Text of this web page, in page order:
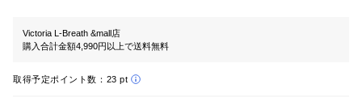
Victoria L-Breath &mall店
購入合計金額4,990円以上で送料無料
取得予定ポイント数： 23 pt